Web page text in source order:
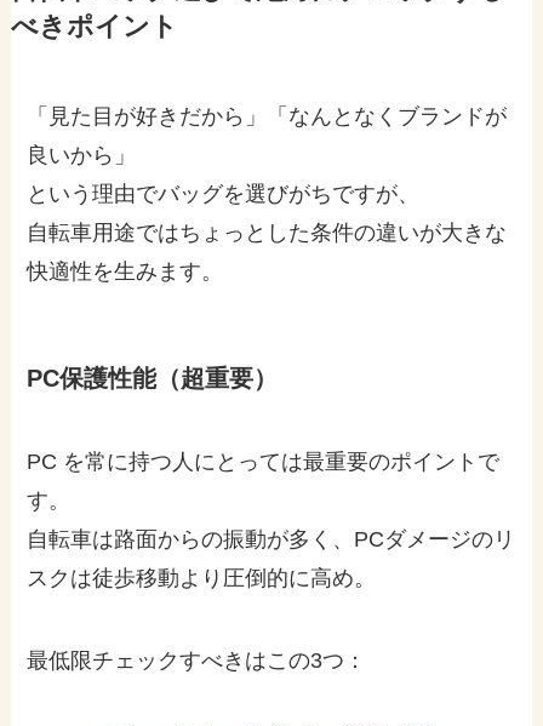
べきポイント
「見た目が好きだから」「なんとなくブランドが
良いから」
という理由でバッグを選びがちですが、
自転車用途ではちょっとした条件の違いが大きな
快適性を生みます。
PC保護性能（超重要）
PC を常に持つ人にとっては最重要のポイントで
す。
自転車は路面からの振動が多く、PCダメージのリ
スクは徒歩移動より圧倒的に高め。
最低限チェックすべきはこの3つ：